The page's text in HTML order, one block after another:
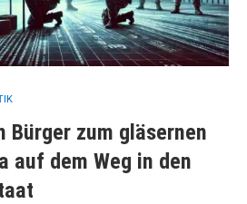
Bürger zum gläsernen
auf dem Weg in den